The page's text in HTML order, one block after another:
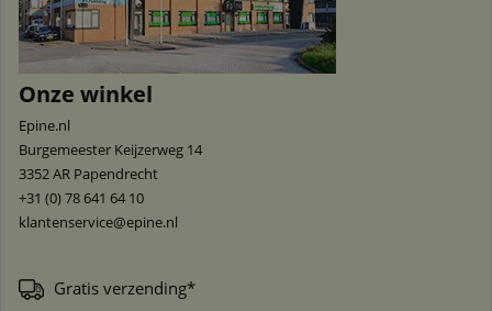
Onze winkel
Epine.nl
Burgemeester Keijzerweg 14
3352 AR Papendrecht
+31 (0) 78 641 64 10
klantenservice@epine.nl
Gratis verzending*